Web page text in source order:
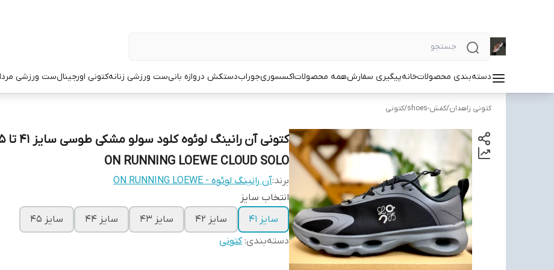
دسته‌بندی محصولاتخانهپیگیری سفارشهمه محصولاتاکسسوریجورابدستکش دروازه بانیست ورزشی زنانهکتونی اورجینالست ورزشی
کتونی زاهدان/کفش-shoes /کتونی
کتونی آن
ON RUNNING LOEWE CLOUD SOLO
برند:آن رانینگ لوئوه - ON RUNNING LOEWE
انتخاب سایز
سایز 41
سایز 42 سایز 43 سایز 44
سایز 45
دسته‌بندی:کتونی